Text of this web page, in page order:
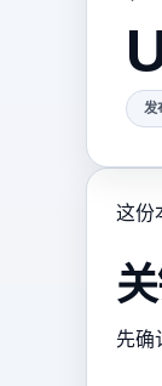
发
这份
先确